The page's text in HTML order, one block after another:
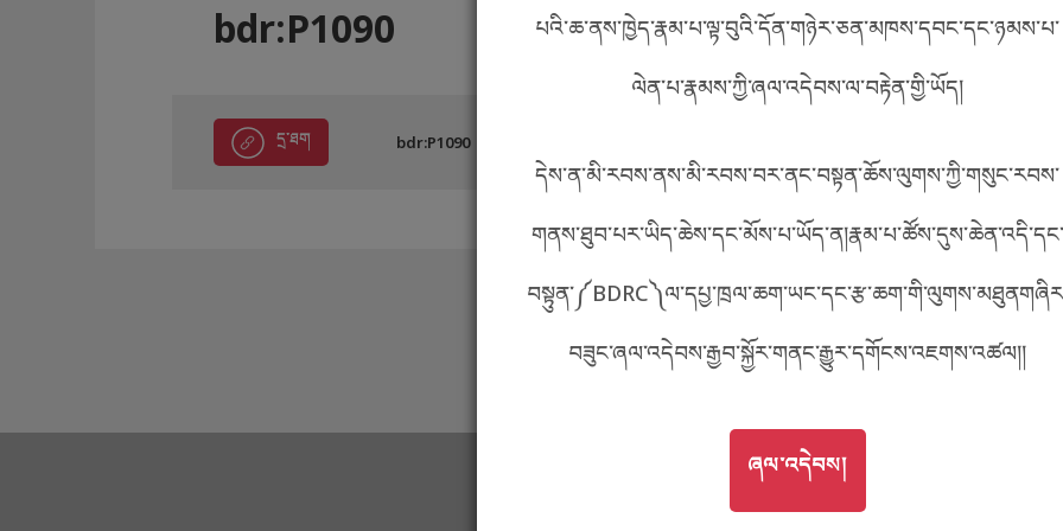
བོད་ཡིག
English
ភាសាខ្មែរ
པའི་ཆ་ནས་ཁྱེད་རྣམ་པ་ལྟ་བུའི་དོན་གཉེར་ཅན་མཁས་དབང་དང་ཉམས་པ་
ལེན་པ་རྣམས་ཀྱི་ཞལ་འདེབས་ལ་བརྟེན་གྱི་ཡོད།
དེས་ན་མི་རབས་ནས་མི་རབས་བར་ནང་བསྟན་ཆོས་ལུགས་ཀྱི་གསུང་རབས་
གནས་ཐུབ་པར་ཡིད་ཆེས་དང་མོས་པ་ཡོད་ན།རྣམ་པ་ཚོས་དུས་ཆེན་འདི་དང་
བཟུང་ཞལ་འདེབས་རྒྱབ་སྐྱོར་གནང་རྒྱུར་དགོངས་འཇགས་འཚལ།།
GO TOཞལ་འདེབས།
ཞལ་འདེབས།
bdr:P1090
དྲ་ཐག bdr:P1090